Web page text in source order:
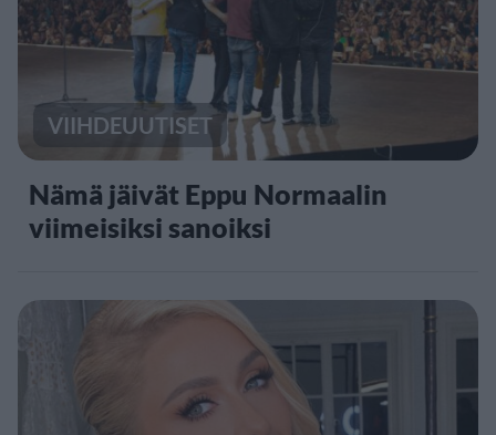
VIIHDEUUTISET
Nämä jäivät Eppu Normaalin
viimeisiksi sanoiksi